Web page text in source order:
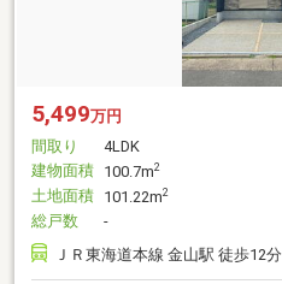
5,499万円
間取り
4LDK
建物面積 100.7m2
土地面積 101.22m2
総戸数
-
ＪＲ東海道本線 金山駅 徒歩12分